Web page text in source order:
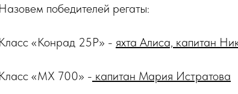
Назовем победителей регаты:
Класс «Конрад 25Р» - яхта Алиса, капитан
Класс «МХ 700» - капитан Мария Истратова